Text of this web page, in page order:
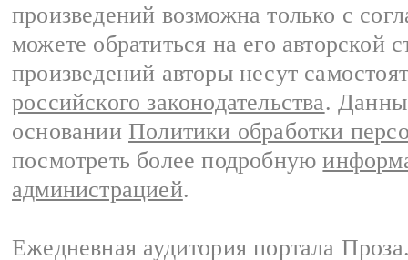
произведений возможна только с
можете обратиться на его авторской
произведений авторы несут
российского законодательства.
основании Политики обработки
посмотреть более подробную
администрацией.
Ежедневная аудитория портала